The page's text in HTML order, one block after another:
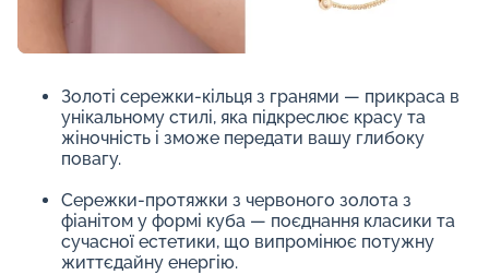
Золоті сережки-кільця з гранями — прикраса в
унікальному стилі, яка підкреслює красу та
жіночність і зможе передати вашу глибоку
повагу.
Сережки-протяжки з червоного золота з
фіанітом у формі куба — поєднання класики та
сучасної естетики, що випромінює потужну
життєдайну енергію.